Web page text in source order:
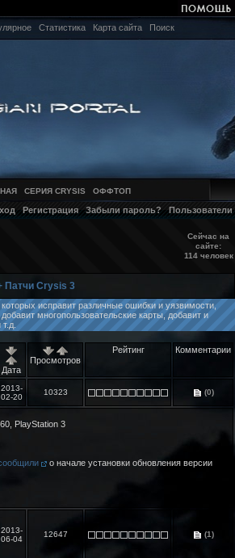
Статистика Карта сайта Поиск
СЕРИЯ CRYSIS ОФФТОП
Регистрация Забыли пароль? Пользователи
Сейчас на
сайте:
114 человек
Патчи Crysis 3
исправит различные ошибки и уязвимости,
многопользовательские карты, добавит и
Дата
Просмотров
Рейтинг Комментарии
2013-
02-20
10323 (0)
PlayStation 3
о начале установки обновления версии
2013-
06-04
12647 (1)